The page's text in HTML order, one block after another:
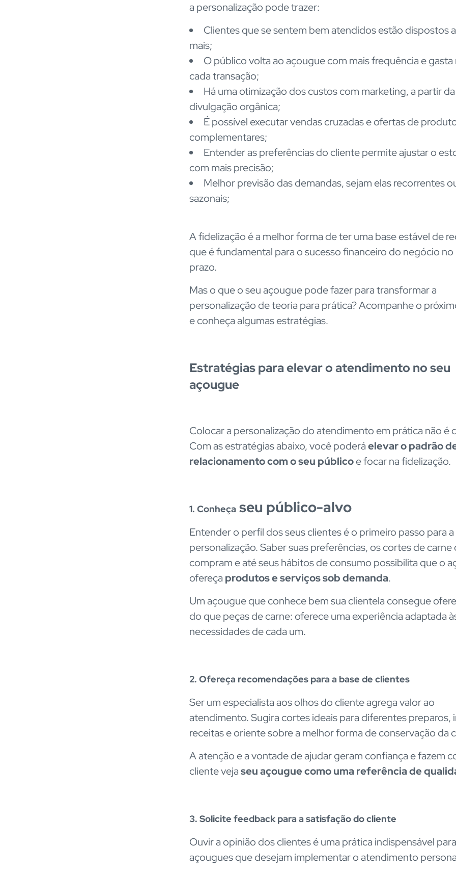
a personalização pode trazer:
Clientes que se sentem bem atendidos estão dispostos
mais;
O público volta ao açougue com mais frequência e gasta
cada transação;
Há uma otimização dos custos com marketing, a partir da
divulgação orgânica;
É possível executar vendas cruzadas e ofertas de
complementares;
Entender as preferências do cliente permite ajustar o
com mais precisão;
Melhor previsão das demandas, sejam elas recorrentes
sazonais;
A fidelização é a melhor forma de ter uma base estável de
que é fundamental para o sucesso financeiro do negócio
prazo.
Mas o que o seu açougue pode fazer para transformar a
personalização de teoria para prática? Acompanhe o
e conheça algumas estratégias.
Estratégias para elevar o atendimento no seu
açougue
Colocar a personalização do atendimento em prática não é
Com as estratégias abaixo, você poderáelevar o padrão
relacionamento com o seu públicoe focar na fidelização.
1. Conheça seu público-alvo
Entender o perfil dos seus clientes é o primeiro passo para a
personalização. Saber suas preferências, os cortes de carne
compram e até seus hábitos de consumo possibilita que o
ofereça produtos e serviços sob demanda.
Um açougue que conhece bem sua clientela consegue
do que peças de carne: oferece uma experiência adaptada
necessidades de cada um.
2. Ofereça recomendações para a base de clientes
Ser um especialista aos olhos do cliente agrega valor ao
atendimento. Sugira cortes ideais para diferentes preparos,
receitas e oriente sobre a melhor forma de conservação da
A atenção e a vontade de ajudar geram confiança e fazem
cliente vejaseu açougue como uma referência de
3. Solicite feedback para a satisfação do cliente
Ouvir a opinião dos clientes é uma prática indispensável para
açougues que desejam implementar o atendimento